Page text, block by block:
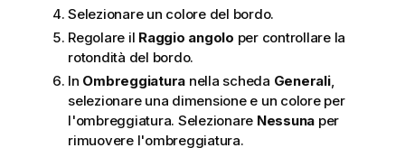
Selezionare un colore del bordo.
Regolare il Raggio angolo per controllare la
rotondità del bordo.
In Ombreggiatura nella scheda Generali,
selezionare una dimensione e un colore per
l'ombreggiatura. Selezionare Nessuna per
rimuovere l'ombreggiatura.